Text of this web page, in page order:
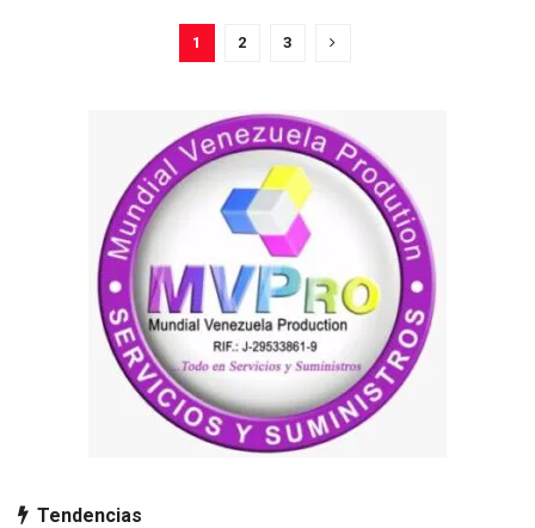
1 2 3
Tendencias